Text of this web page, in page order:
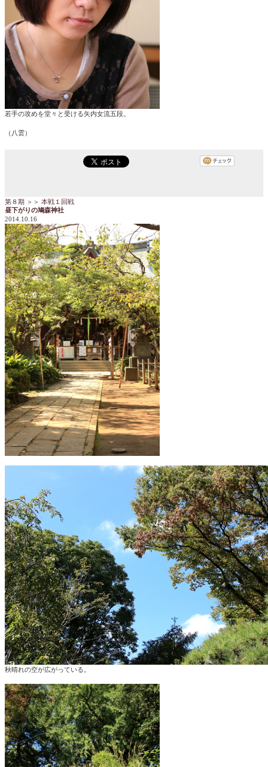
若手の攻めを堂々と受ける矢内女流五段。
（八雲）
第８期 ＞＞ 本戦１回戦
昼下がりの鳩森神社
2014.10.16
秋晴れの空が広がっている。